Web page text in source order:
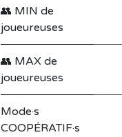
👥 MIN de
joueureuses
👥 MAX de
joueureuses
Mode·s
COOPÉRATIF·s